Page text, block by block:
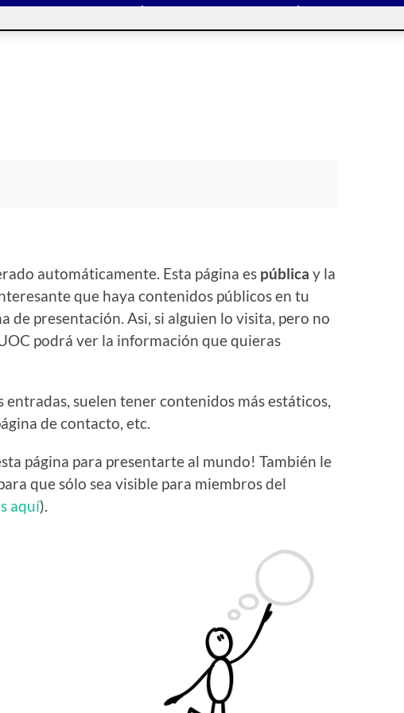
automáticamente. Esta página es pública y la
que haya contenidos públicos en tu
de presentación. Asi, si alguien lo visita, pero no
podrá ver la información que quieras
entradas, suelen tener contenidos más estáticos,
de contacto, etc.
página para presentarte al mundo! También le
que sólo sea visible para miembros del
aquí).